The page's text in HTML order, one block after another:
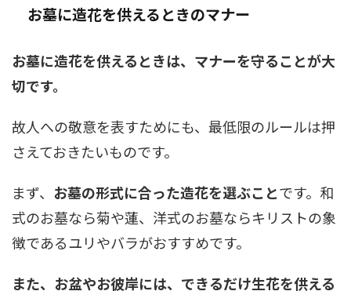
お墓に造花を供えるときのマナー
お墓に造花を供えるときは、マナーを守ることが大
切です。
故人への敬意を表すためにも、最低限のルールは押
さえておきたいものです。
まず、 お墓の形式に合った造花を選ぶことです。和
式のお墓なら菊や蓮、洋式のお墓ならキリストの象
徴であるユリやバラがおすすめです。
また、お盆やお彼岸には、できるだけ生花を供える